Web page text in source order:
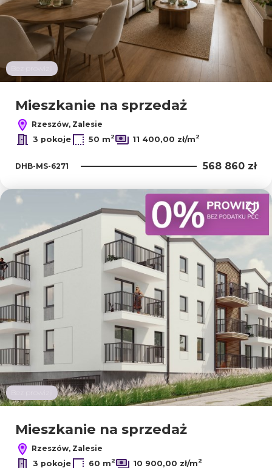
Mieszkanie na sprzedaż
Rzeszów, Zalesie
3 pokoje
50 m2 11 400,00 zł/m2
DHB-MS-6271 568 860 zł
Mieszkanie na sprzedaż
Rzeszów, Zalesie
3 pokoje
60 m2 10 900,00 zł/m2